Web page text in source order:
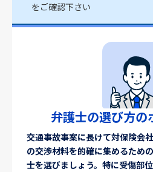
をご確認下さい
弁護士の選び方の
交通事故事案に長けて対保険会
の交渉材料を的確に集めるため
士を選びましょう。特に受傷部